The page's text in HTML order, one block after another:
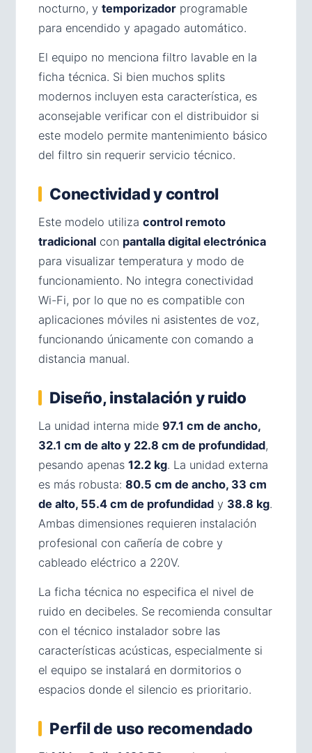
nocturno, y temporizador programable
para encendido y apagado automático.
El equipo no menciona filtro lavable en la
ficha técnica. Si bien muchos splits
modernos incluyen esta característica, es
aconsejable verificar con el distribuidor si
este modelo permite mantenimiento básico
del filtro sin requerir servicio técnico.
Conectividad y control
Este modelo utiliza control remoto
tradicional con pantalla digital electrónica
para visualizar temperatura y modo de
funcionamiento. No integra conectividad
Wi-Fi, por lo que no es compatible con
aplicaciones móviles ni asistentes de voz,
funcionando únicamente con comando a
distancia manual.
Diseño, instalación y ruido
La unidad interna mide 97.1 cm de ancho,
32.1 cm de alto y 22.8 cm de profundidad,
pesando apenas 12.2 kg. La unidad externa
es más robusta: 80.5 cm de ancho, 33 cm
de alto, 55.4 cm de profundidad y 38.8 kg.
Ambas dimensiones requieren instalación
profesional con cañería de cobre y
cableado eléctrico a 220V.
La ficha técnica no especifica el nivel de
ruido en decibeles. Se recomienda consultar
con el técnico instalador sobre las
características acústicas, especialmente si
el equipo se instalará en dormitorios o
espacios donde el silencio es prioritario.
Perfil de uso recomendado